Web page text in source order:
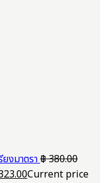
งมาตรา฿380.00
Current price